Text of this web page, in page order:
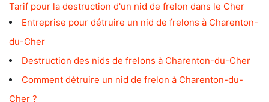
Tarif pour la destruction d'un nid de frelon dans le Cher
Entreprise pour détruire un nid de frelons à Charenton-
du-Cher
Destruction des nids de frelons à Charenton-du-Cher
Comment détruire un nid de frelon à Charenton-du-
Cher ?